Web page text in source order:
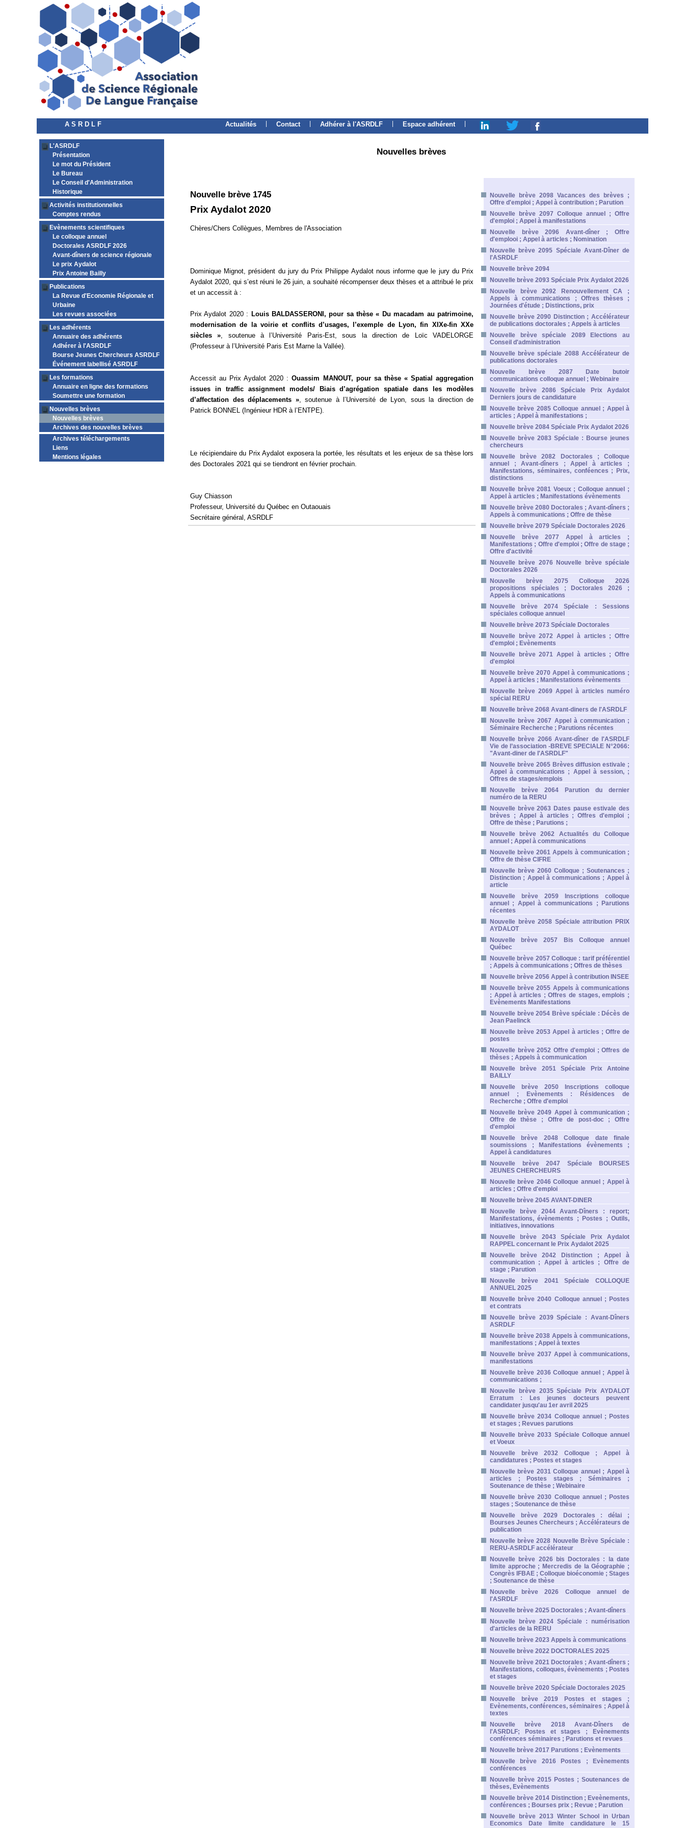
A S R D L F Actualités Contact Adhérer à l'ASRDLF Espace adhérent
L'ASRDLF
Présentation
Le mot du Président
Le Bureau
Le Conseil d'Administration
Historique
Activités institutionnelles
Comptes rendus
Evènements scientifiques
Le colloque annuel
Doctorales ASRDLF 2026
Avant-dîners de science régionale
Le prix Aydalot
Prix Antoine Bailly
Publications
La Revue d'Economie Régionale et
Urbaine
Les revues associées
Les adhérents
Annuaire des adhérents
Adhérer à l'ASRDLF
Bourse Jeunes Chercheurs ASRDLF
Événement labellisé ASRDLF
Les formations
Annuaire en ligne des formations
Soumettre une formation
Nouvelles brèves
Nouvelles brèves
Archives des nouvelles brèves
Archives téléchargements
Liens
Mentions légales
Nouvelles brèves
Nouvelle brève 1745
Prix Aydalot 2020
Chères/Chers Collègues, Membres de l'Association
Dominique Mignot, président du jury du Prix Philippe Aydalot nous informe que le jury du Prix
Aydalot 2020, qui s’est réuni le 26 juin, a souhaité récompenser deux thèses et a attribué le prix
et un accessit à :
Prix Aydalot 2020 : Louis BALDASSERONI, pour sa thèse « Du macadam au patrimoine,
modernisation de la voirie et conflits d’usages, l’exemple de Lyon, fin XIXe-fin XXe
siècles », soutenue à l’Université Paris-Est, sous la direction de Loïc VADELORGE
(Professeur à l’Université Paris Est Marne la Vallée).
Accessit au Prix Aydalot 2020 :Ouassim MANOUT, pour sa thèse « Spatial aggregation
issues in traffic assignment models/ Biais d’agrégation spatiale dans les modèles
d’affectation des déplacements », soutenue à l’Université de Lyon, sous la direction de
Patrick BONNEL (Ingénieur HDR à l’ENTPE).
Le récipiendaire du Prix Aydalot exposera la portée, les résultats et les enjeux de sa thèse lors
des Doctorales 2021 qui se tiendront en février prochain.
Guy Chiasson
Professeur, Université du Québec en Outaouais
Secrétaire général, ASRDLF
Nouvelle brève 2098 Vacances des brèves ;
Offre d'emploi ; Appel à contribution ; Parution
Nouvelle brève 2097 Colloque annuel ; Offre
d'emploi ; Appel à manifestations
Nouvelle brève 2096 Avant-dîner ; Offre
d'emplooi ; Appel à articles ; Nomination
Nouvelle brève 2095 Spéciale Avant-Dîner de
l'ASRDLF
Nouvelle brève 2094
Nouvelle brève 2093 Spéciale Prix Aydalot 2026
Nouvelle brève 2092 Renouvellement CA ;
Appels à communications ; Offres thèses ;
Journées d'étude ; Distinctions, prix
Nouvelle brève 2090 Distinction ; Accélérateur
de publications doctorales ; Appels à articles
Nouvelle brève spéciale 2089 Elections au
Conseil d'administration
Nouvelle brève spéciale 2088 Accélérateur de
publications doctorales
Nouvelle brève 2087 Date butoir
communications colloque annuel ; Webinaire
Nouvelle brève 2086 Spéciale Prix Aydalot
Derniers jours de candidature
Nouvelle brève 2085 Colloque annuel ; Appel à
articles ; Appel à manifestations ;
Nouvelle brève 2084 Spéciale Prix Aydalot 2026
Nouvelle brève 2083 Spéciale : Bourse jeunes
chercheurs
Nouvelle brève 2082 Doctorales ; Colloque
annuel ; Avant-dîners ; Appel à articles ;
Manifestations, séminaires, conféences ; Prix,
distinctions
Nouvelle brève 2081 Voeux ; Colloque annuel ;
Appel à articles ; Manifestations évènements
Nouvelle brève 2080 Doctorales ; Avant-dîners ;
Appels à communications ; Offre de thèse
Nouvelle brève 2079 Spéciale Doctorales 2026
Nouvelle brève 2077 Appel à articles ;
Manifestations ; Offre d'emploi ; Offre de stage ;
Offre d'activité
Nouvelle brève 2076 Nouvelle brève spéciale
Doctorales 2026
Nouvelle brève 2075 Colloque 2026
propositions spéciales ; Doctorales 2026 ;
Appels à communications
Nouvelle brève 2074 Spéciale : Sessions
spéciales colloque annuel
Nouvelle brève 2073 Spéciale Doctorales
Nouvelle brève 2072 Appel à articles ; Offre
d'emploi ; Evènements
Nouvelle brève 2071 Appel à articles ; Offre
d'emploi
Nouvelle brève 2070 Appel à communications ;
Appel à articles ; Manifestations évènements
Nouvelle brève 2069 Appel à articles numéro
spécial RERU
Nouvelle brève 2068 Avant-diners de l'ASRDLF
Nouvelle brève 2067 Appel à communication ;
Séminaire Recherche ; Parutions récentes
Nouvelle brève 2066 Avant-dîner de l'ASRDLF
Vie de l’association -BREVE SPECIALE N°2066:
"Avant-diner de l'ASRDLF"
Nouvelle brève 2065 Brèves diffusion estivale ;
Appel à communications ; Appel à session, ;
Offres de stages/emplois
Nouvelle brève 2064 Parution du dernier
numéro de la RERU
Nouvelle brève 2063 Dates pause estivale des
brèves ; Appel à articles ; Offres d'emploi ;
Offre de thèse ; Parutions ;
Nouvelle brève 2062 Actualités du Colloque
annuel ; Appel à communications
Nouvelle brève 2061 Appels à communication ;
Offre de thèse CIFRE
Nouvelle brève 2060 Colloque ; Soutenances ;
Distinction ; Appel à communications ; Appel à
article
Nouvelle brève 2059 Inscriptions colloque
annuel ; Appel à communications ; Parutions
récentes
Nouvelle brève 2058 Spéciale attribution PRIX
AYDALOT
Nouvelle brève 2057 Bis Colloque annuel
Québec
Nouvelle brève 2057 Colloque : tarif préférentiel
; Appels à communications ; Offres de thèses
Nouvelle brève 2056 Appel à contribution INSEE
Nouvelle brève 2055 Appels à communications
; Appel à articles ; Offres de stages, emplois ;
Evènements Manifestations
Nouvelle brève 2054 Brève spéciale : Décès de
Jean Paelinck
Nouvelle brève 2053 Appel à articles ; Offre de
postes
Nouvelle brève 2052 Offre d'emploi ; Offres de
thèses ; Appels à communication
Nouvelle brève 2051 Spéciale Prix Antoine
BAILLY
Nouvelle brève 2050 Inscriptions colloque
annuel ; Evènements : Résidences de
Recherche ; Offre d'emploi
Nouvelle brève 2049 Appel à communication ;
Offre de thèse ; Offre de post-doc ; Offre
d'emploi
Nouvelle brève 2048 Colloque date finale
soumissions ; Manifestations évènements ;
Appel à candidatures
Nouvelle brève 2047 Spéciale BOURSES
JEUNES CHERCHEURS
Nouvelle brève 2046 Colloque annuel ; Appel à
articles ; Offre d'emploi
Nouvelle brève 2045 AVANT-DINER
Nouvelle brève 2044 Avant-Dîners : report;
Manifestations, évènements ; Postes ; Outils,
initiatives, innovations
Nouvelle brève 2043 Spéciale Prix Aydalot
RAPPEL concernant le Prix Aydalot 2025
Nouvelle brève 2042 Distinction ; Appel à
communication ; Appel à articles ; Offre de
stage ; Parution
Nouvelle brève 2041 Spéciale COLLOQUE
ANNUEL 2025
Nouvelle brève 2040 Colloque annuel ; Postes
et contrats
Nouvelle brève 2039 Spéciale : Avant-Dîners
ASRDLF
Nouvelle brève 2038 Appels à communications,
manifestations ; Appel à textes
Nouvelle brève 2037 Appel à communications,
manifestations
Nouvelle brève 2036 Colloque annuel ; Appel à
communications ;
Nouvelle brève 2035 Spéciale Prix AYDALOT
Erratum : Les jeunes docteurs peuvent
candidater jusqu'au 1er avril 2025
Nouvelle brève 2034 Colloque annuel ; Postes
et stages ; Revues parutions
Nouvelle brève 2033 Spéciale Colloque annuel
et Voeux
Nouvelle brève 2032 Colloque ; Appel à
candidatures ; Postes et stages
Nouvelle brève 2031 Colloque annuel ; Appel à
articles ; Postes stages ; Séminaires ;
Soutenance de thèse ; Webinaire
Nouvelle brève 2030 Colloque annuel ; Postes
stages ; Soutenance de thèse
Nouvelle brève 2029 Doctorales : délai ;
Bourses Jeunes Chercheurs ; Accélérateurs de
publication
Nouvelle brève 2028 Nouvelle Brève Spéciale :
RERU-ASRDLF accélérateur
Nouvelle brève 2026 bis Doctorales : la date
limite approche ; Mercredis de la Géographie ;
Congrès IFBAE ; Colloque bioéconomie ; Stages
; Soutenance de thèse
Nouvelle brève 2026 Colloque annuel de
l'ASRDLF
Nouvelle brève 2025 Doctorales ; Avant-dîners
Nouvelle brève 2024 Spéciale : numérisation
d'articles de la RERU
Nouvelle brève 2023 Appels à communications
Nouvelle brève 2022 DOCTORALES 2025
Nouvelle brève 2021 Doctorales ; Avant-dîners ;
Manifestations, colloques, évènements ; Postes
et stages
Nouvelle brève 2020 Spéciale Doctorales 2025
Nouvelle brève 2019 Postes et stages ;
Evènements, conférences, séminaires ; Appel à
textes
Nouvelle brève 2018 Avant-Dîners de
l'ASRDLF; Postes et stages ; Evènements
conférences séminaires ; Parutions et revues
Nouvelle brève 2017 Parutions ; Evènements
Nouvelle brève 2016 Postes ; Evènements
conférences
Nouvelle brève 2015 Postes ; Soutenances de
thèses, Evènements
Nouvelle brève 2014 Distinction ; Eveènements,
conférences ; Bourses prix ; Revue ; Parution
Nouvelle brève 2013 Winter School in Urban
Economics Date limite candidature le 15